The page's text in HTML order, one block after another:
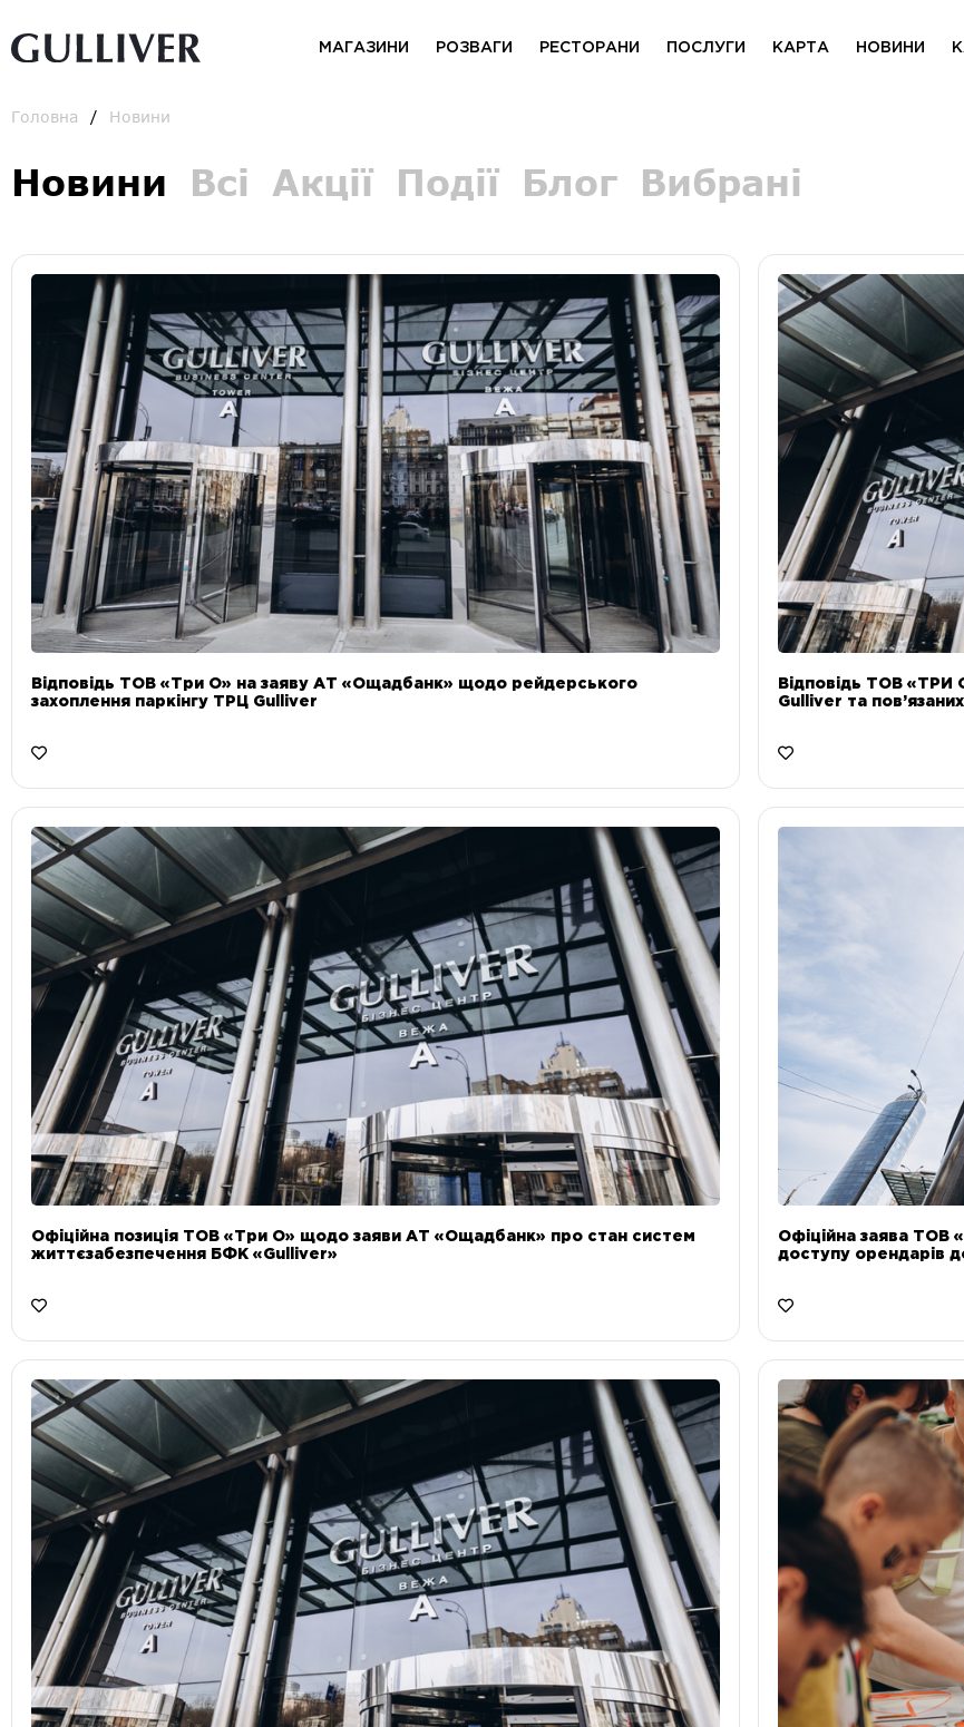
МАГАЗИНИ РОЗВАГИ РЕСТОРАНИ ПОСЛУГИ КАРТА НОВИНИ
Головна Новини
Новини Всі Акції Події Блог Вибрані
Відповідь ТОВ «Три О» на заяву АТ «Ощадбанк» щодо рейдерського
захоплення паркінгу ТРЦ Gulliver
Відповідь ТОВ «ТРИ
Gulliver та
Офіційна позиція ТОВ «Три О» щодо заяви АТ «Ощадбанк» про стан систем
життєзабезпечення БФК «Gulliver»
Офіційна заява
доступу орендарів